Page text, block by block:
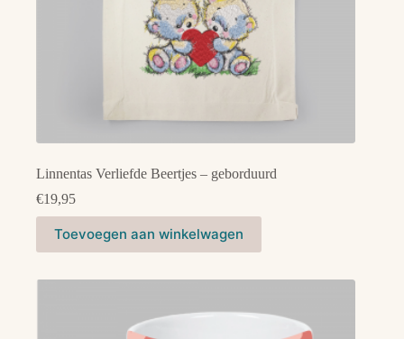
Linnentas Verliefde Beertjes – geborduurd
€19,95
Toevoegen aan winkelwagen